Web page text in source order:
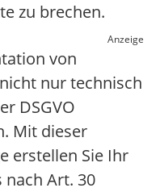
zu brechen.
Anzeige
von
nur technisch
DSGVO
Mit dieser
erstellen Sie Ihr
Art. 30